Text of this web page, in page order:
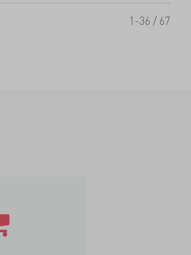
1-36 / 67